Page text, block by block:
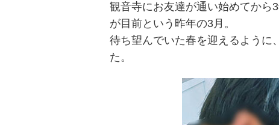
観音寺にお友達が通い始めてから
が目前という昨年の3月。
待ち望んでいた春を迎えるように
た。